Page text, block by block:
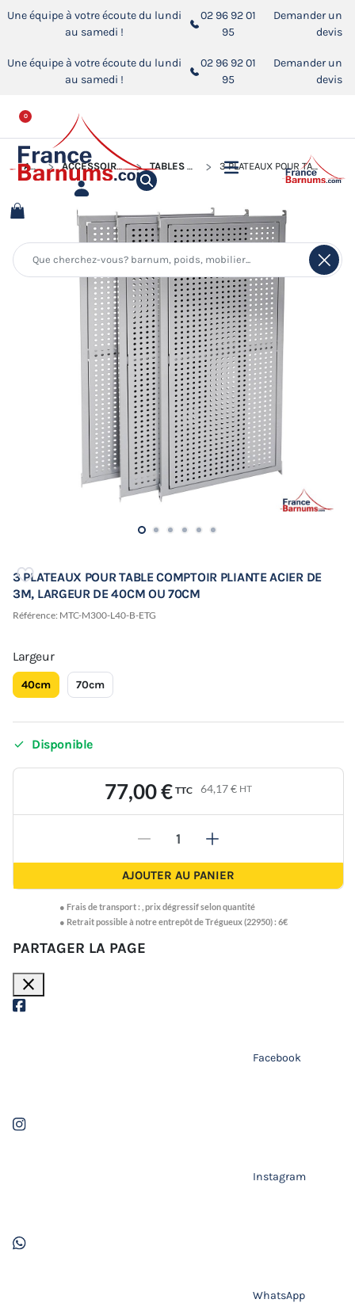
Une équipe à votre écoute du lundi
au samedi !
02 96 92 01
95
Demander un
devis
Une équipe à votre écoute du lundi
au samedi !
02 96 92 01
95
Demander un
devis
0
ACCUEIL ACCESSOIRES POUR BARNUMS PLIANTS TABLES COMPTOIRS PLIANTES 3 PLATEAUX POUR TABLE COMPTOIR PLIANTE ACIER DE 3M, LARGEUR DE 40CM OU 70CM
3 PLATEAUX POUR TABLE COMPTOIR PLIANTE ACIER DE
3M, LARGEUR DE 40CM OU 70CM
Référence: MTC-M300-L40-B-ETG
Largeur
40cm 70cm
 Disponible
77,00 € TTC 64,17 € HT
- +
AJOUTER AU PANIER
● Frais de transport : prix dégressif selon quantité
● Retrait possible à notre entrepôt de Trégueux (22950) : 6€
PARTAGER LA PAGE
close
Facebook
Instagram
WhatsApp